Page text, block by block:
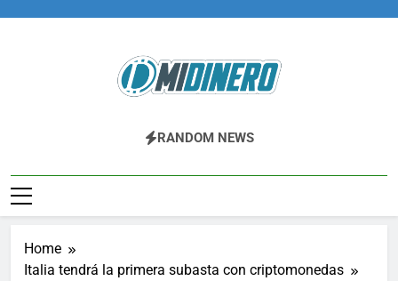
Midinero.co
Fintech, Criptomonedas
RANDOM NEWS
Home
Italia tendrá la primera subasta con criptomonedas